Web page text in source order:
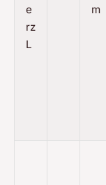
e
rz
L
m